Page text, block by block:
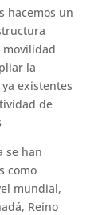
hacemos un
movilidad
la
existentes
de
se han
como
mundial,
Reino